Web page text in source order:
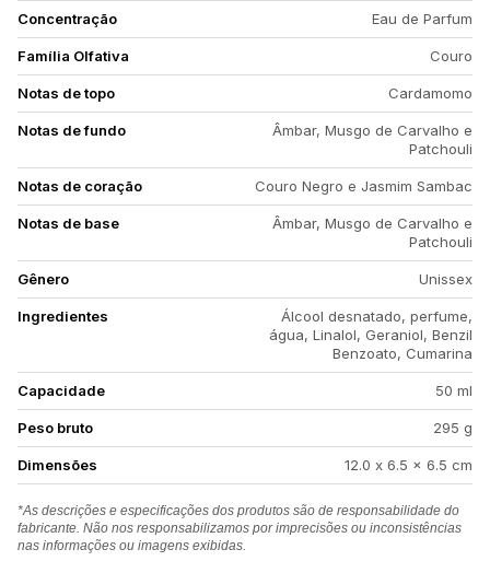
Concentração Eau de Parfum
Família Olfativa Couro
Notas de topo Cardamomo
Notas de fundo
Âmbar, Musgo de Carvalho e
Patchouli
Notas de coração Couro Negro e Jasmim Sambac
Notas de base
Âmbar, Musgo de Carvalho e
Patchouli
Gênero Unissex
Ingredientes
Álcool desnatado, perfume,
água, Linalol, Geraniol, Benzil
Benzoato, Cumarina
Capacidade 50 ml
Peso bruto 295 g
Dimensões 12.0 x 6.5 x 6.5 cm
*As descrições e especificações dos produtos são de responsabilidade do
fabricante. Não nos responsabilizamos por imprecisões ou inconsistências
nas informações ou imagens exibidas.